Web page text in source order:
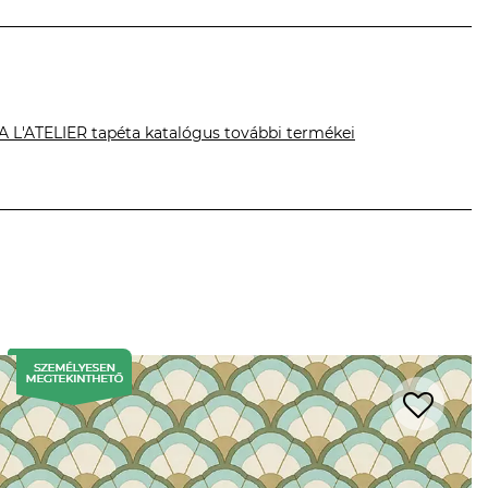
L'ATELIER tapéta katalógus további termékei